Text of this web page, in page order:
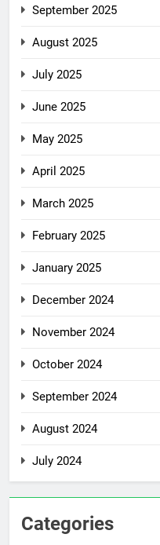
September 2025
August 2025
July 2025
June 2025
May 2025
April 2025
March 2025
February 2025
January 2025
December 2024
November 2024
October 2024
September 2024
August 2024
July 2024
Categories